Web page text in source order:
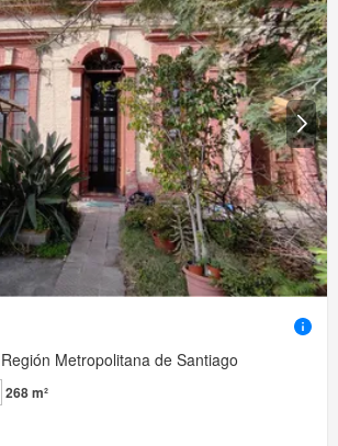
Metropolitana de Santiago
268 m²